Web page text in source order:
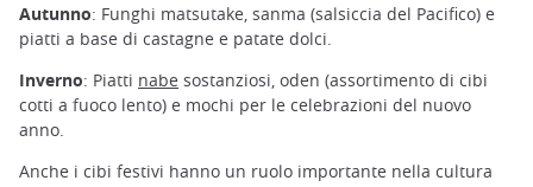
Autunno: Funghi matsutake, sanma (salsiccia del Pacifico) e
piatti a base di castagne e patate dolci.
Inverno: Piatti nabe sostanziosi, oden (assortimento di cibi
cotti a fuoco lento) e mochi per le celebrazioni del nuovo
anno.
Anche i cibi festivi hanno un ruolo importante nella cultura